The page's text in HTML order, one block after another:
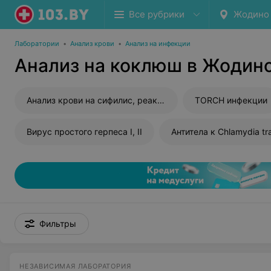
Все рубрики Жодино
Лаборатории • Анализ крови • Анализ на инфекции
Анализ на коклюш в
Анализ крови на сифилис, реакция Вассермана (RW) TORCH инфекции
Вирус простого герпеса I, II Антитела к Chlamydia
Фильтры
НЕЗАВИСИМАЯ ЛАБОРАТОРИЯ